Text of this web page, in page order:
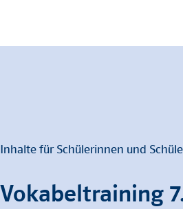
Inhalte für Schülerinnen und
Vokabeltraining